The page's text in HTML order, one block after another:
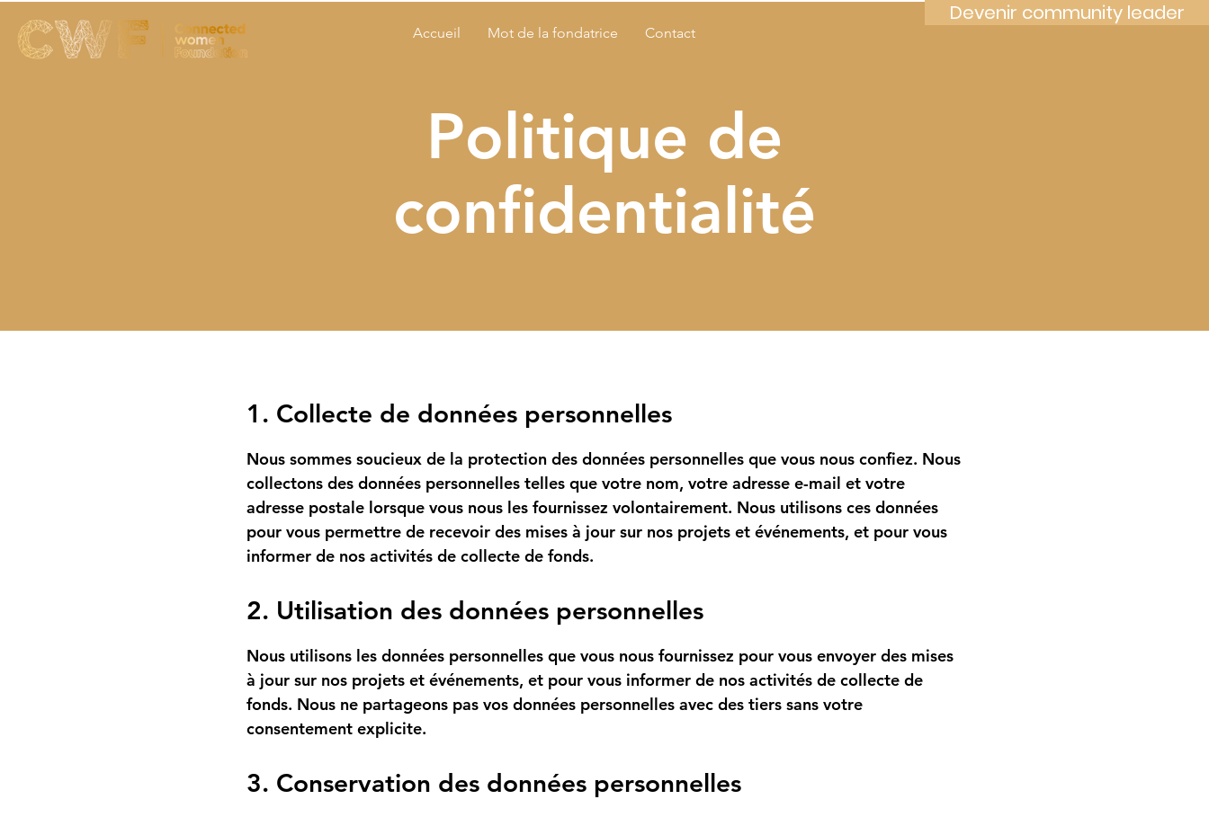
Devenir community leader
Accueil Mot de la fondatrice Contact
Politique de
confidentialité
1. Collecte de données personnelles
Nous sommes soucieux de la protection des données personnelles que vous nous confiez. Nous
collectons des données personnelles telles que votre nom, votre adresse e-mail et votre
adresse postale lorsque vous nous les fournissez volontairement. Nous utilisons ces données
pour vous permettre de recevoir des mises à jour sur nos projets et événements, et pour vous
informer de nos activités de collecte de fonds.
2. Utilisation des données personnelles
Nous utilisons les données personnelles que vous nous fournissez pour vous envoyer des mises
à jour sur nos projets et événements, et pour vous informer de nos activités de collecte de
fonds. Nous ne partageons pas vos données personnelles avec des tiers sans votre
consentement explicite.
3. Conservation des données personnelles